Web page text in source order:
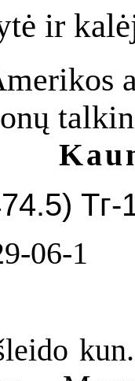
ir
Тг-
06-1